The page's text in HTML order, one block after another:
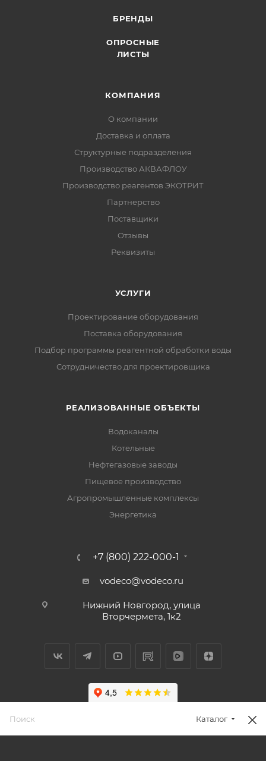
БРЕНДЫ
ОПРОСНЫЕ
ЛИСТЫ
КОМПАНИЯ
О компании
Доставка и оплата
Структурные подразделения
Производство АКВАФЛОУ
Производство реагентов ЭКОТРИТ
Партнерство
Поставщики
Отзывы
Реквизиты
УСЛУГИ
Проектирование оборудования
Поставка оборудования
Подбор программы реагентной обработки воды
Сотрудничество для проектировщика
РЕАЛИЗОВАННЫЕ ОБЪЕКТЫ
Водоканалы
Котельные
Нефтегазовые заводы
Пищевое производство
Агропромышленные комплексы
Энергетика
+7 (800) 222-000-1
vodeco@vodeco.ru
Нижний Новгород, улица
Вторчермета, 1к2
Каталог